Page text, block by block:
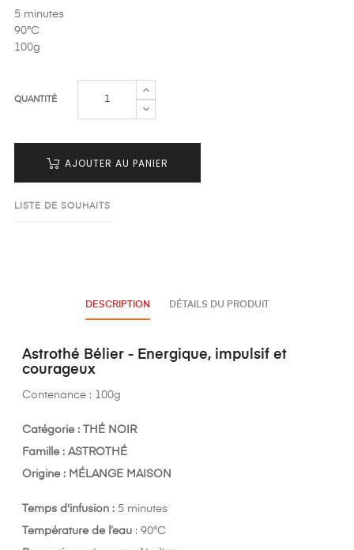
5 minutes
90°C
100g
QUANTITÉ
AJOUTER AU PANIER
LISTE DE SOUHAITS
DESCRIPTION DÉTAILS DU PRODUIT
Astrothé Bélier - Energique, impulsif et
courageux
Contenance : 100g
Catégorie : THÉ NOIR
Famille : ASTROTHÉ
Origine : MÉLANGE MAISON
Temps d'infusion : 5 minutes
Température de l’eau : 90°C